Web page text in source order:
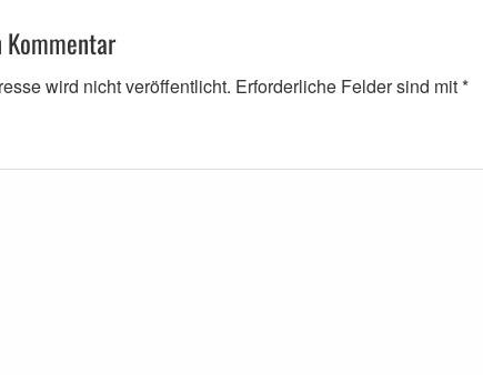
Kommentar
wird nicht veröffentlicht. Erforderliche Felder sind mit*